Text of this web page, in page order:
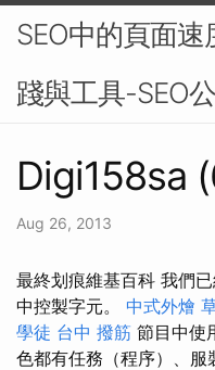
SEO中的頁面
踐與工具-SEO
Digi158sa
Aug 26, 2013
最終划痕維基百科 我們
中控製字元。 中式外燴
學徒 台中 撥筋 節目中使
色都有任務（程序）、服